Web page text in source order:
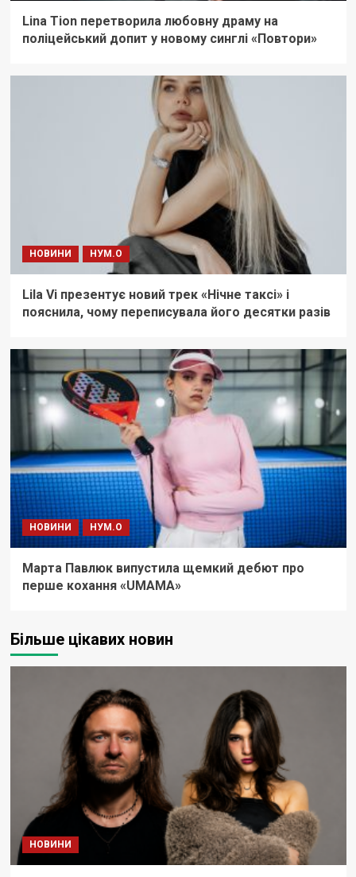
Lina Tion перетворила любовну драму на
поліцейський допит у новому синглі «Повтори»
НОВИНИ НУМ.О
Lila Vi презентує новий трек «Нічне таксі» і
пояснила, чому переписувала його десятки разів
НОВИНИ НУМ.О
Марта Павлюк випустила щемкий дебют про
перше кохання «UМАМА»
Більше цікавих новин
НОВИНИ